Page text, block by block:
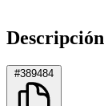
Descripción
#389484